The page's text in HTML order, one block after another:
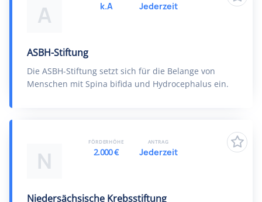
A
ASBH-Stiftung
Die ASBH-Stiftung setzt sich für die Belange von
Menschen mit Spina bifida und Hydrocephalus ein.
k.A Jederzeit
N
Niedersächsische Krebsstiftung
FÖRDERHÖHE
2.000 €
ANTRAG
Jederzeit